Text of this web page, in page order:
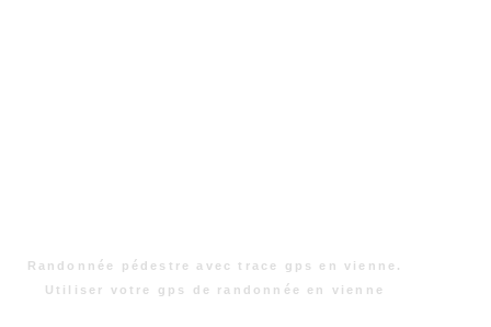
Randonnée pédestre avec trace gps en vienne.
Utiliser votre gps de randonnée en vienne